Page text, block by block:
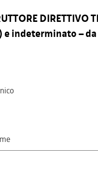
DIRETTIVO
indeterminato –